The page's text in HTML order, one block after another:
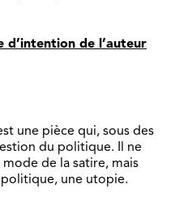
d’intention de l’auteur
une pièce qui, sous des
du politique. Il ne
mode de la satire, mais
une utopie.